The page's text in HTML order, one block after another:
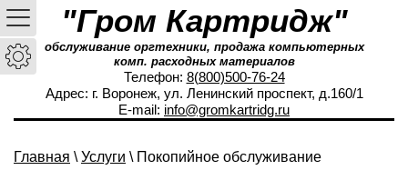
"Гром Картридж"
обслуживание оргтехники, продажа компьютерных
комп. расходных материалов
Телефон: 8(800)500-76-24
Адрес: г. Воронеж, ул. Ленинский проспект, д.160/1
E-mail: info@gromkartridg.ru
Главная \ Услуги \ Покопийное обслуживание